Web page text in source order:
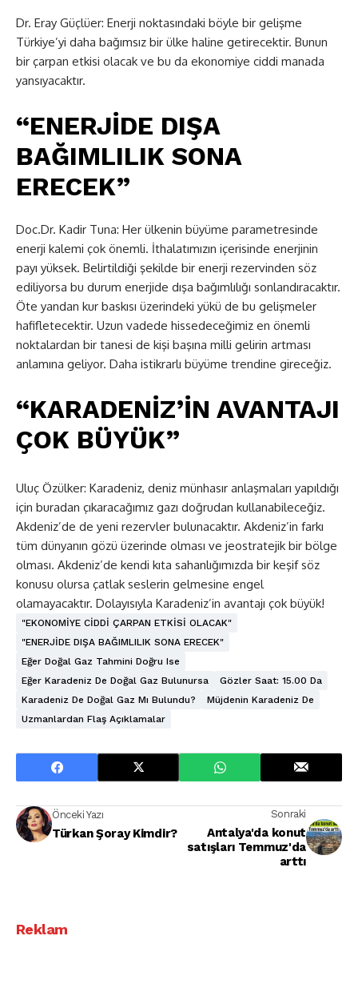
Dr. Eray Güçlüer: Enerji noktasındaki böyle bir gelişme
Türkiye’yi daha bağımsız bir ülke haline getirecektir. Bunun
bir çarpan etkisi olacak ve bu da ekonomiye ciddi manada
yansıyacaktır.
“ENERJİDE DIŞA
BAĞIMLILIK SONA
ERECEK”
Doc.Dr. Kadir Tuna: Her ülkenin büyüme parametresinde
enerji kalemi çok önemli. İthalatımızın içerisinde enerjinin
payı yüksek. Belirtildiği şekilde bir enerji rezervinden söz
ediliyorsa bu durum enerjide dışa bağımlılığı sonlandıracaktır.
Öte yandan kur baskısı üzerindeki yükü de bu gelişmeler
hafifletecektir. Uzun vadede hissedeceğimiz en önemli
noktalardan bir tanesi de kişi başına milli gelirin artması
anlamına geliyor. Daha istikrarlı büyüme trendine gireceğiz.
“KARADENİZ’İN AVANTAJI
ÇOK BÜYÜK”
Uluç Özülker: Karadeniz, deniz münhasır anlaşmaları yapıldığı
için buradan çıkaracağımız gazı doğrudan kullanabileceğiz.
Akdeniz’de de yeni rezervler bulunacaktır. Akdeniz’in farkı
tüm dünyanın gözü üzerinde olması ve jeostratejik bir bölge
olması. Akdeniz’de kendi kıta sahanlığımızda bir keşif söz
konusu olursa çatlak seslerin gelmesine engel
olamayacaktır. Dolayısıyla Karadeniz’in avantajı çok büyük!
"EKONOMİYE CİDDİ ÇARPAN ETKİSİ OLACAK"
"ENERJİDE DIŞA BAĞIMLILIK SONA ERECEK"
Eğer Doğal Gaz Tahmini Doğru Ise
Eğer Karadeniz De Doğal Gaz Bulunursa
Gözler Saat: 15.00 Da
Karadeniz De Doğal Gaz Mı Bulundu?
Müjdenin Karadeniz De
Uzmanlardan Flaş Açıklamalar
Önceki Yazı
Türkan Şoray Kimdir?
Sonraki
Antalya'da konut
satışları Temmuz'da
arttı
Reklam